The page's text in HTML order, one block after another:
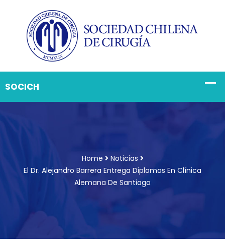
Home
Noticias
El Dr. Alejandro Barrera Entrega Diplomas En Clínica
Alemana De Santiago